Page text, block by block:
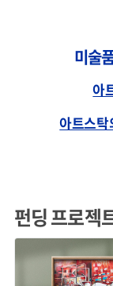
미술
아
아트스탁
펀딩 프로젝